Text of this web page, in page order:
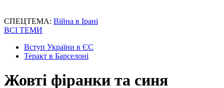
СПЕЦТЕМА: Війна в Ірані
ВСІ ТЕМИ
Вступ України в ЄС
Теракт в Барселоні
Жовті фіранки та синя